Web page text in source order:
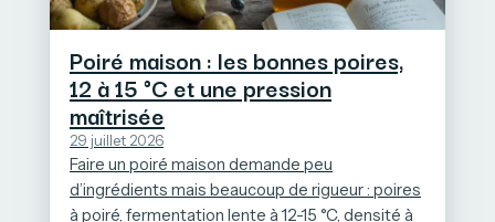
Poiré maison : les bonnes poires,
12 à 15 °C et une pression
maîtrisée
29 juillet 2026
Faire un poiré maison demande peu
d’ingrédients mais beaucoup de rigueur : poires
à poiré, fermentation lente à 12-15 °C, densité à